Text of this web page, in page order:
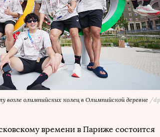
возле олимпийских колец в Олимпийской деревне /
времени в Париже состоится